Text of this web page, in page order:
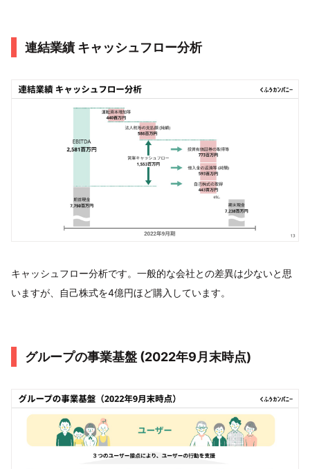
連結業績 キャッシュフロー分析
キャッシュフロー分析です。一般的な会社との差異は少ないと思
いますが、自己株式を4億円ほど購入しています。
グループの事業基盤 (2022年9月末時点)